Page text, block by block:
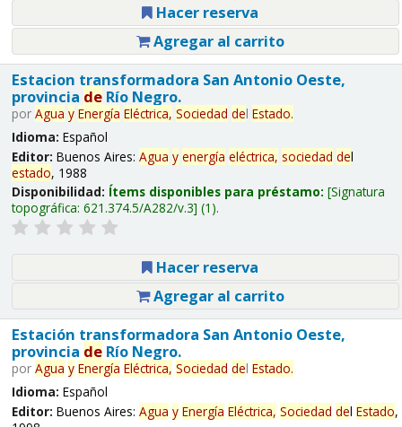
Hacer reserva
Agregar al carrito
Estacion transformadora San Antonio Oeste,
provincia deRío Negro.
por Agua y Energía Eléctrica, Sociedad del Estado.
Idioma: Español
Editor: Buenos Aires: Agua y energía eléctrica, sociedad del
estado, 1988
Disponibilidad: Ítems disponibles para préstamo: Signatura
topográfica: 621.374.5/A282/v.3 (1).
Hacer reserva
Agregar al carrito
Estación transformadora San Antonio Oeste,
provincia deRío Negro.
por Agua y Energía Eléctrica, Sociedad del Estado.
Idioma: Español
Editor: Buenos Aires: Agua y Energía Eléctrica, Sociedad del Estado,